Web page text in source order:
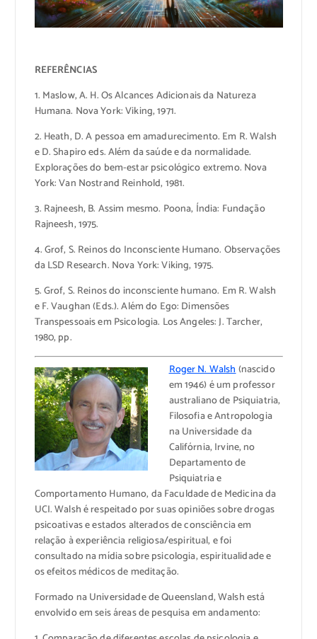
REFERÊNCIAS
1. Maslow, A. H. Os Alcances Adicionais da Natureza
Humana. Nova York: Viking, 1971.
2. Heath, D. A pessoa em amadurecimento. Em R. Walsh
e D. Shapiro eds. Além da saúde e da normalidade.
Explorações do bem-estar psicológico extremo. Nova
York: Van Nostrand Reinhold, 1981.
3. Rajneesh, B. Assim mesmo. Poona, Índia: Fundação
Rajneesh, 1975.
4. Grof, S. Reinos do Inconsciente Humano. Observações
da LSD Research. Nova York: Viking, 1975.
5. Grof, S. Reinos do inconsciente humano. Em R. Walsh
e F. Vaughan (Eds.). Além do Ego: Dimensões
Transpessoais em Psicologia. Los Angeles: J. Tarcher,
1980, pp.
Roger N. Walsh(nascido
em 1946) é um professor
australiano de Psiquiatria,
Filosofia e Antropologia
na Universidade da
Califórnia, Irvine, no
Departamento de
Psiquiatria e
Comportamento Humano, da Faculdade de Medicina da
UCI. Walsh é respeitado por suas opiniões sobre drogas
psicoativas e estados alterados de consciência em
relação à experiência religiosa/espiritual, e foi
consultado na mídia sobre psicologia, espiritualidade e
os efeitos médicos de meditação.
Formado na Universidade de Queensland, Walsh está
envolvido em seis áreas de pesquisa em andamento: